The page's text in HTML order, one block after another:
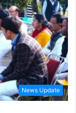
News Update